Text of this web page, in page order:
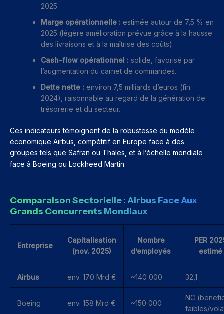
2025.
Marge opérationnelle : estimée autour de 7,5 % en
2025 (légère amélioration prévue grâce à la hausse
des livraisons et à la maîtrise des coûts).
Cash-flow opérationnel : solide, favorisé par
l’augmentation du carnet de commandes.
Dette nette : environ 7,5 milliards d’euros (fin
2024), raisonnable au regard de la génération de
trésorerie et du secteur.
Ces indicateurs témoignent de la robustesse du modèle
économique Airbus, compétitif en Europe face à des
groupes tels que Safran ou Thales, et à l’échelle mondiale
face à Boeing ou Lockheed Martin.
Comparaison Sectorielle : Airbus Face Aux
Grands Concurrents Mondiaux
Entreprise
Capitalisation
(nov. 2025)
Nombre
d’employés
PER
estimé
Airbus env. 170 Mrd € ~140 000 32,1
Boeing env. 158 Mrd € ~150 000
NC
faibles/